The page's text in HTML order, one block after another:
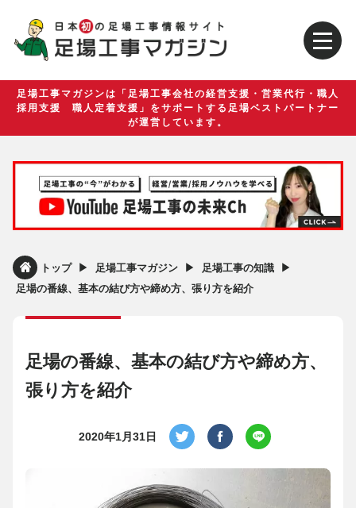
足場工事マガジンは「足場工事会社の経営支援・営業代行・職人
採用支援 職人定着支援」をサポートする足場ベストパートナー
が運営しています。
トップ ▶︎ 足場工事マガジン ▶︎ 足場工事の知識 ▶︎
足場の番線、基本の結び方や締め方、張り方を紹介
足場の番線、基本の結び方や締め方、
張り方を紹介
2020年1月31日